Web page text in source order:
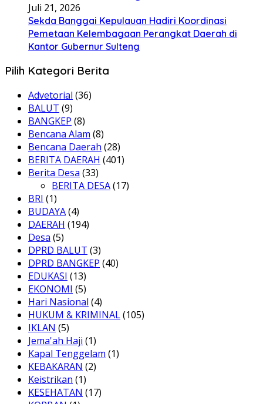
Juli 21, 2026
Sekda Banggai Kepulauan Hadiri Koordinasi
Pemetaan Kelembagaan Perangkat Daerah di
Kantor Gubernur Sulteng
Pilih Kategori Berita
Advetorial (36)
BALUT (9)
BANGKEP (8)
Bencana Alam (8)
Bencana Daerah (28)
BERITA DAERAH (401)
Berita Desa (33)
BERITA DESA(17)
BRI (1)
BUDAYA(4)
DAERAH (194)
Desa (5)
DPRD BALUT (3)
DPRD BANGKEP (40)
EDUKASI (13)
EKONOMI (5)
Hari Nasional (4)
HUKUM & KRIMINAL(105)
IKLAN (5)
Jema'ah Haji (1)
Kapal Tenggelam (1)
KEBAKARAN (2)
Keistrikan (1)
KESEHATAN (17)